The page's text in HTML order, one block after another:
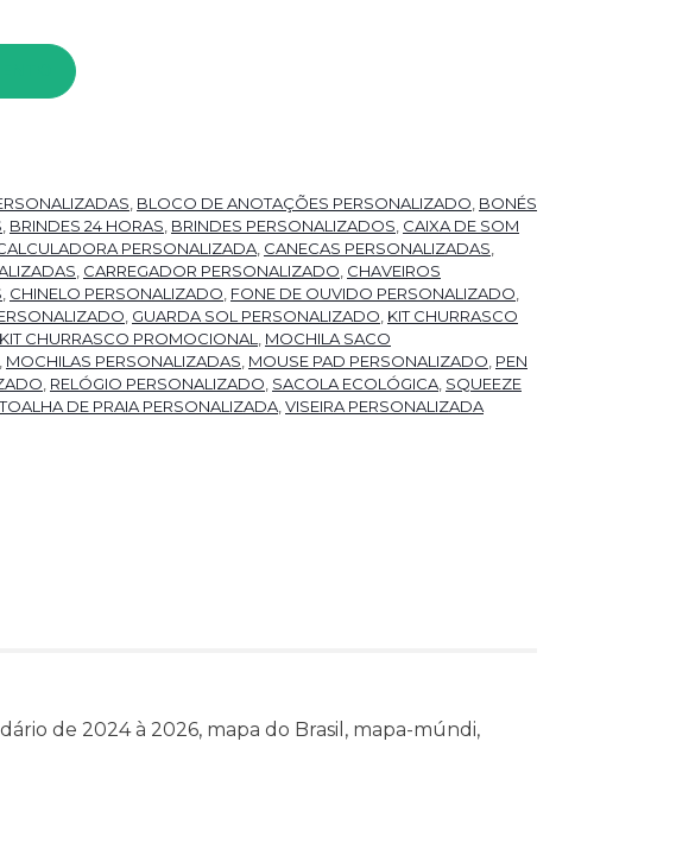
BLOCO DE ANOTAÇÕES PERSONALIZADO BONÉS
BRINDES 24 HORAS BRINDES PERSONALIZADOS CAIXA DE SOM
PERSONALIZADA CANECAS PERSONALIZADAS
CARREGADOR PERSONALIZADO CHAVEIROS
CHINELO PERSONALIZADO FONE DE OUVIDO PERSONALIZADO
GUARDA SOL PERSONALIZADO KIT CHURRASCO
KIT CHURRASCO PROMOCIONAL
MOCHILA SACO
MOCHILAS PERSONALIZADAS MOUSE PAD PERSONALIZADO PEN
RELÓGIO PERSONALIZADO SACOLA ECOLÓGICA SQUEEZE
TOALHA DE PRAIA PERSONALIZADA VISEIRA PERSONALIZADA
de 2024 à 2026, mapa do Brasil, mapa-múndi,